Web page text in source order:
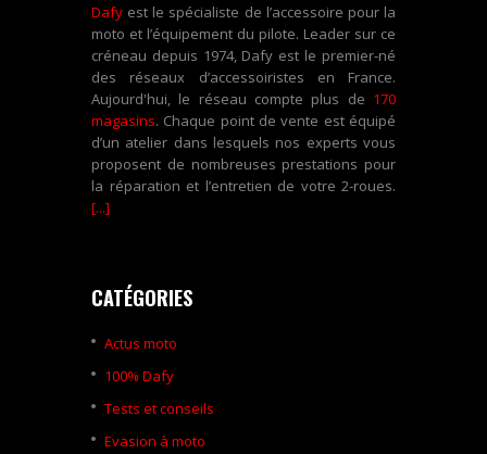
Dafy est le spécialiste de l’accessoire pour la
moto et l’équipement du pilote. Leader sur ce
créneau depuis 1974, Dafy est le premier-né
des réseaux d’accessoiristes en France.
Aujourd'hui, le réseau compte plus de 170
magasins. Chaque point de vente est équipé
d’un atelier dans lesquels nos experts vous
proposent de nombreuses prestations pour
la réparation et l’entretien de votre 2-roues.
[...]
CATÉGORIES
Actus moto
100% Dafy
Tests et conseils
Evasion à moto